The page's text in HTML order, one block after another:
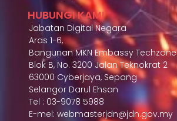
HUBUNGI KAMI
Jabatan Digital Negara
Aras 1-6,
Bangunan MKN Embassy Techzone
Blok B, No. 3200 Jalan Teknokrat 2
63000 Cyberjaya, Sepang
Selangor Darul Ehsan
Tel : 03-9078 5988
E-mel: webmasterjdn@jdn.gov.my